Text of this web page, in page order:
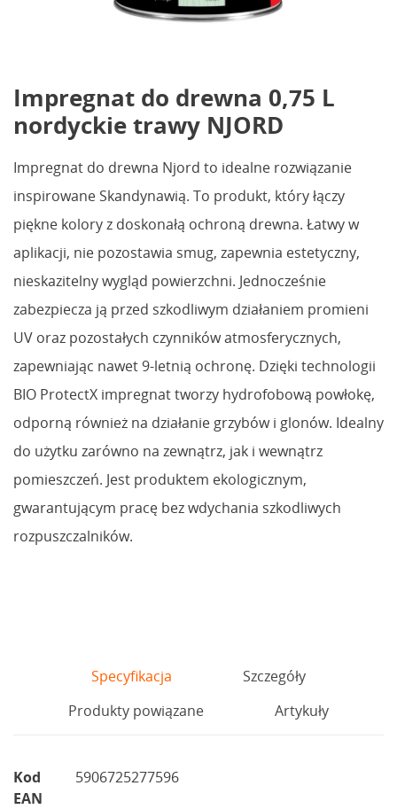
Impregnat do drewna 0,75 L
nordyckie trawy NJORD
Impregnat do drewna Njord to idealne rozwiązanie
inspirowane Skandynawią. To produkt, który łączy
piękne kolory z doskonałą ochroną drewna. Łatwy w
aplikacji, nie pozostawia smug, zapewnia estetyczny,
nieskazitelny wygląd powierzchni. Jednocześnie
zabezpiecza ją przed szkodliwym działaniem promieni
UV oraz pozostałych czynników atmosferycznych,
zapewniając nawet 9-letnią ochronę. Dzięki technologii
BIO ProtectX impregnat tworzy hydrofobową powłokę,
odporną również na działanie grzybów i glonów. Idealny
do użytku zarówno na zewnątrz, jak i wewnątrz
pomieszczeń. Jest produktem ekologicznym,
gwarantującym pracę bez wdychania szkodliwych
rozpuszczalników.
Specyfikacja
Szczegóły
Produkty powiązane
Artykuły
Kod
EAN
5906725277596